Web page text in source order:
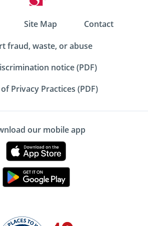
Site Map
Contact
fraud, waste, or abuse
notice (PDF)
Privacy Practices (PDF)
our mobile app